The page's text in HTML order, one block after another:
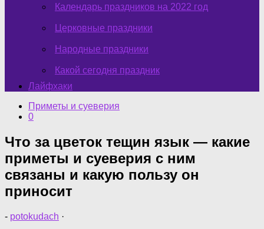
Календарь праздников на 2022 год
Церковные праздники
Народные праздники
Какой сегодня праздник
Лайфхаки
Приметы и суеверия
0
Что за цветок тещин язык — какие
приметы и суеверия с ним
связаны и какую пользу он
приносит
- potokudach ·